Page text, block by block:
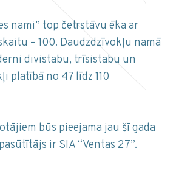
nami” top četrstāvu ēka ar
– 100. Daudzdzīvokļu namā
divistabu, trīsistabu un
platībā no 47 līdz 110
būs pieejama jau šī gada
ir SIA “Ventas 27”.